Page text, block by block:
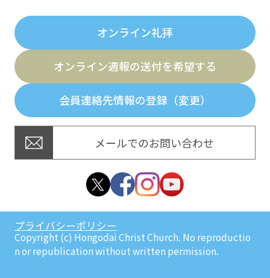
オンライン礼拝
オンライン週報の送付を希望する
会員連絡先情報の登録（変更）
メールでのお問い合わせ
プライバシーポリシー
Copyright (c) Hongodai Christ Church. No reproductio
n or republication without written permission.